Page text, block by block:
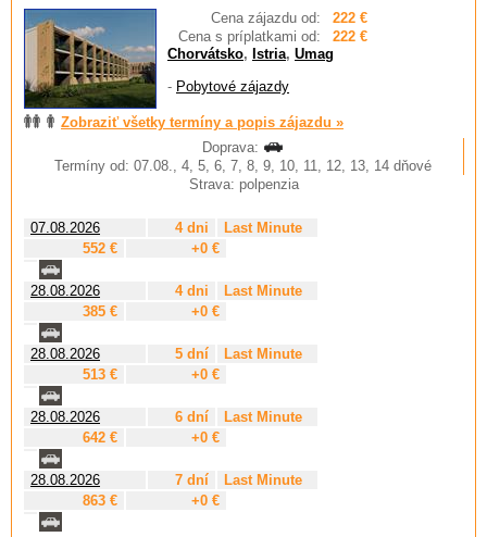
Cena zájazdu od:
222 €
Cena s príplatkami od:
222 €
Chorvátsko, Istria, Umag
- Pobytové zájazdy
Zobraziť všetky termíny a popis zájazdu »
Doprava:
Termíny od: 07.08., 4, 5, 6, 7, 8, 9, 10, 11, 12, 13, 14 dňové
Strava: polpenzia
07.08.2026 4 dni
Last Minute
552 €
+0 €
28.08.2026 4 dni
Last Minute
385 €
+0 €
28.08.2026 5 dní
Last Minute
513 €
+0 €
28.08.2026 6 dní
Last Minute
642 €
+0 €
28.08.2026 7 dní
Last Minute
863 €
+0 €